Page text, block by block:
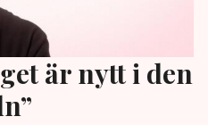
är nytt i den